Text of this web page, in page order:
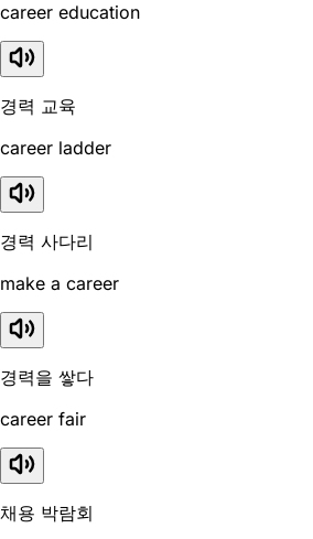
career education
경력 교육
career ladder
경력 사다리
make a career
경력을 쌓다
career fair
채용 박람회